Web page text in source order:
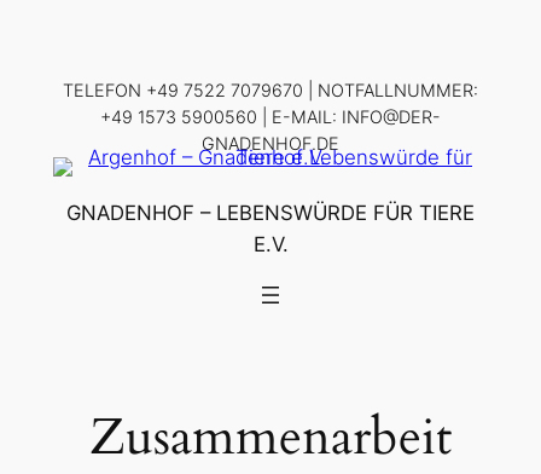
springenTELEFON +49 7522 7079670 | NOTFALLNUMMER:
+49 1573 5900560 | E-MAIL: INFO@DER-
GNADENHOF.DE
GNADENHOF – LEBENSWÜRDE FÜR TIERE
E.V.
Zusammenarbeit